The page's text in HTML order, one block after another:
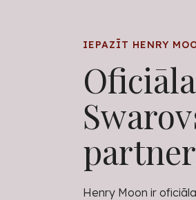
IEPAZĪT HENRY
Henry Moon ir